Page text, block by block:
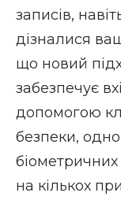
записів,
дізналися
що новий
забезпечує
допомогою
безпеки,
на кількох